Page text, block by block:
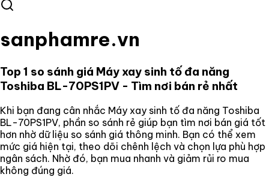
sanphamre.vn
Top 1 so sánh giá Máy xay sinh tố đa năng
Toshiba BL-70PS1PV - Tìm nơi bán rẻ nhất
Khi bạn đang cân nhắc Máy xay sinh tố đa năng Toshiba
BL-70PS1PV, phần so sánh rẻ giúp bạn tìm nơi bán giá tốt
hơn nhờ dữ liệu so sánh giá thông minh. Bạn có thể xem
mức giá hiện tại, theo dõi chênh lệch và chọn lựa phù hợp
ngân sách. Nhờ đó, bạn mua nhanh và giảm rủi ro mua
không đúng giá.